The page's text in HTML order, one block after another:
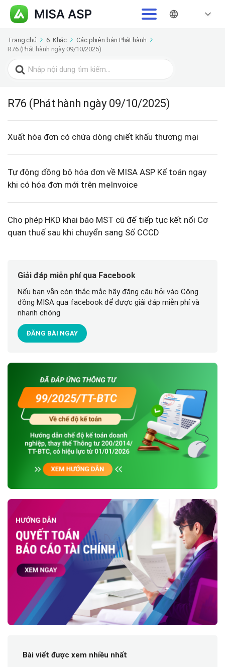
Trang chủ 6. Khác
Các phiên bản Phát hành
R76 (Phát hành ngày 09/10/2025)
Search
for:
R76 (Phát hành ngày 09/10/2025)
Xuất hóa đơn có chứa dòng chiết khấu thương mại
Tự động đồng bộ hóa đơn về MISA ASP Kế toán ngay
khi có hóa đơn mới trên meInvoice
Cho phép HKD khai báo MST cũ để tiếp tục kết nối Cơ
quan thuế sau khi chuyển sang Số CCCD
Giải đáp miễn phí qua Facebook
Nếu bạn vẫn còn thắc mắc hãy đăng câu hỏi vào Cộng
đồng MISA qua facebook để được giải đáp miễn phí và
nhanh chóng
ĐĂNG BÀI NGAY
Bài viết được xem nhiều nhất